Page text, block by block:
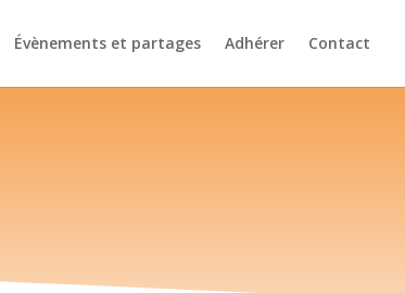
Évènements et partages Adhérer Contact